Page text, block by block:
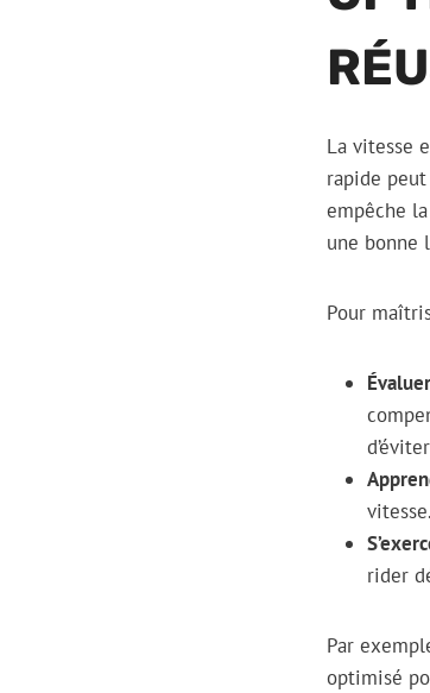
La vitesse
rapide
empêche
une bonne
Pour
rider
Par
optimisé